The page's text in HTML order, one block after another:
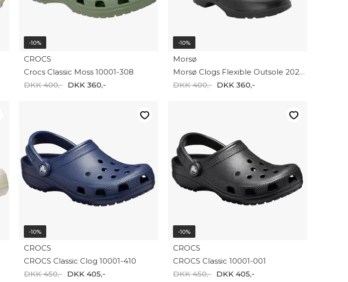
-10%
CROCS
Crocs Classic Moss 10001-308
DKK 400,- DKK 360,-
-10%
Morsø
Morsø Clogs Flexible Outsole 2025-04
DKK 400,- DKK 360,-
-10%
CROCS
CROCS Classic Clog 10001-410
DKK 450,- DKK 405,-
-10%
CROCS
CROCS Classic 10001-001
DKK 450,- DKK 405,-